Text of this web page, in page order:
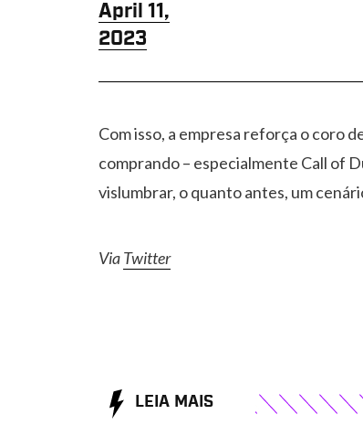
April 11,
2023
Com isso, a empresa reforça o coro
comprando – especialmente Call of
vislumbrar, o quanto antes, um
ViaTwitter
LEIA MAIS